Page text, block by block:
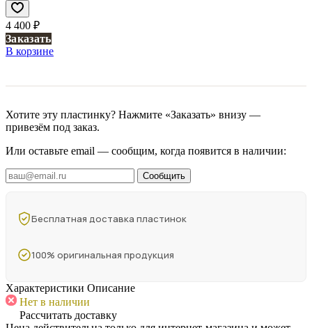
4 400 ₽
Заказать
В корзине
Хотите эту пластинку? Нажмите «Заказать» внизу —
привезём под заказ.
Или оставьте email — сообщим, когда появится в наличии:
Сообщить
Бесплатная доставка пластинок
100% оригинальная продукция
Характеристики Описание
Нет в наличии
Рассчитать доставку